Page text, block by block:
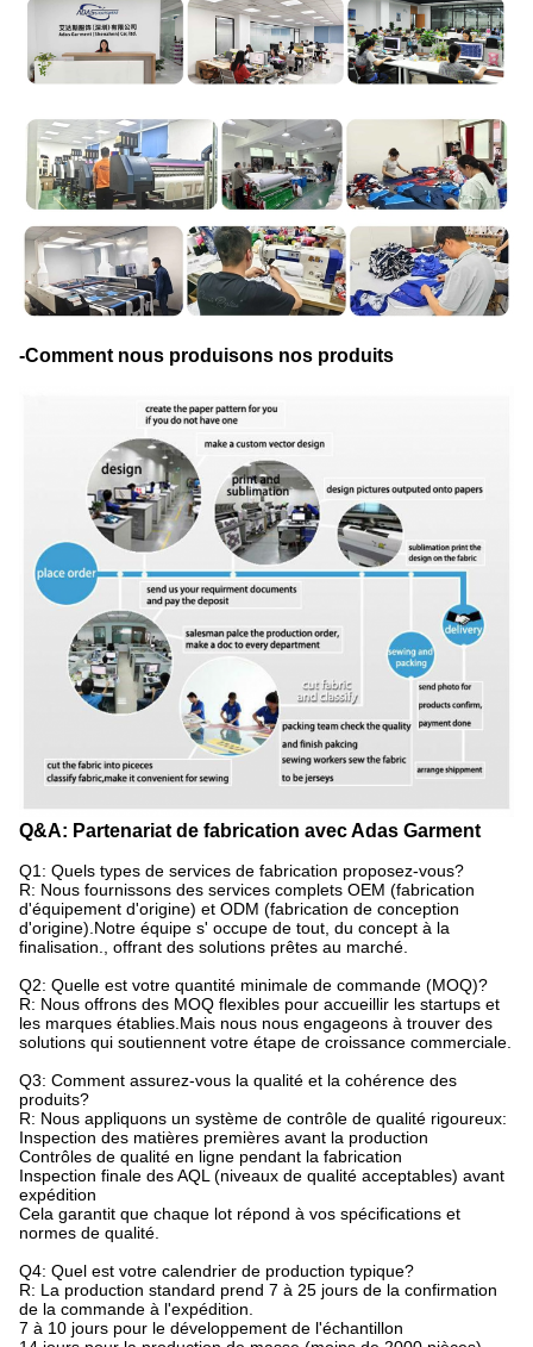
-Comment nous produisons nos produits
Q&A: Partenariat de fabrication avec Adas Garment
Q1: Quels types de services de fabrication proposez-vous?
R: Nous fournissons des services complets OEM (fabrication
d'équipement d'origine) et ODM (fabrication de conception
d'origine).Notre équipe s' occupe de tout, du concept à la
finalisation., offrant des solutions prêtes au marché.
Q2: Quelle est votre quantité minimale de commande (MOQ)?
R: Nous offrons des MOQ flexibles pour accueillir les startups et
les marques établies.Mais nous nous engageons à trouver des
solutions qui soutiennent votre étape de croissance commerciale.
Q3: Comment assurez-vous la qualité et la cohérence des
produits?
R: Nous appliquons un système de contrôle de qualité rigoureux:
Inspection des matières premières avant la production
Contrôles de qualité en ligne pendant la fabrication
Inspection finale des AQL (niveaux de qualité acceptables) avant
expédition
Cela garantit que chaque lot répond à vos spécifications et
normes de qualité.
Q4: Quel est votre calendrier de production typique?
R: La production standard prend 7 à 25 jours de la confirmation
de la commande à l'expédition.
7 à 10 jours pour le développement de l'échantillon